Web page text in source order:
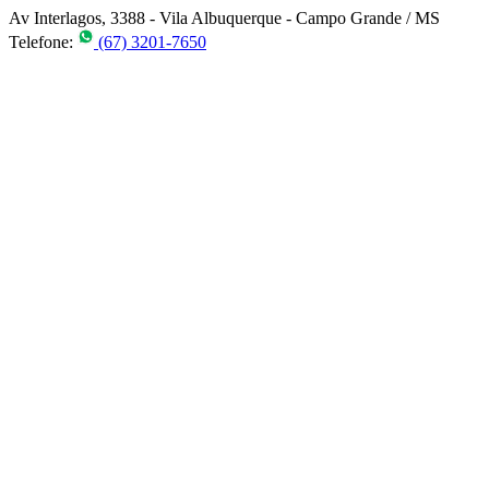
Av Interlagos, 3388 - Vila Albuquerque - Campo Grande / MS
Telefone:
(67) 3201-7650